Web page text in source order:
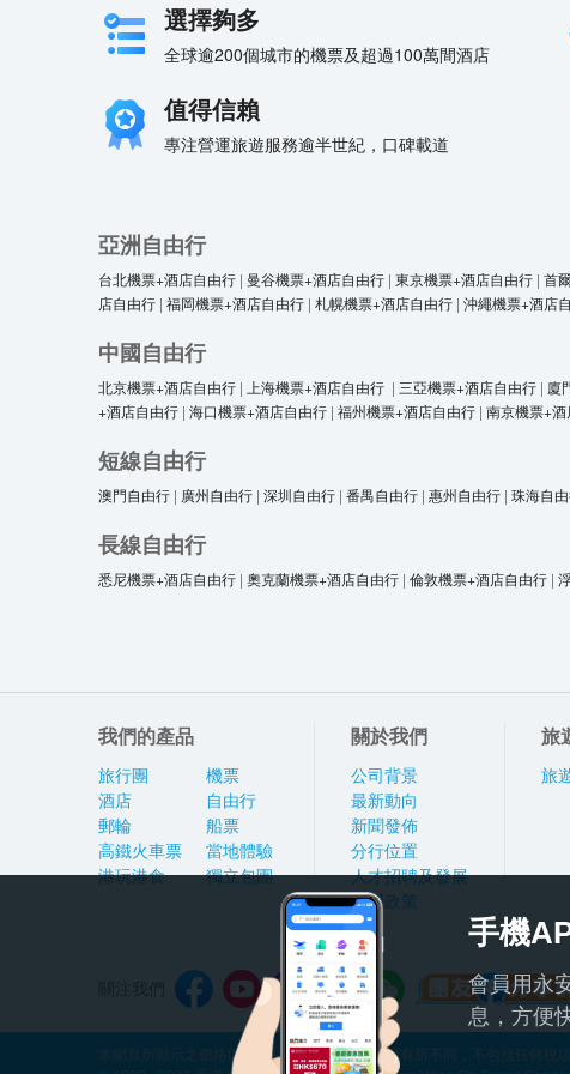
選擇夠多
全球逾200個城市的機票及超過100萬間酒店
值得信賴
專注營運旅遊服務逾半世紀，口碑載道
亞洲自由行
台北機票+酒店自由行 | 曼谷機票+酒店自由行 | 東京機票+酒店自由行 | 首
店自由行 | 福岡機票+酒店自由行 | 札幌機票+酒店自由行 | 沖繩機票+酒店
中國自由行
北京機票+酒店自由行 | 上海機票+酒店自由行 | 三亞機票+酒店自由行 | 廈
+酒店自由行 | 海口機票+酒店自由行 | 福州機票+酒店自由行 | 南京機票+
短線自由行
澳門自由行 | 廣州自由行 | 深圳自由行 | 番禺自由行 | 惠州自由行 | 珠海自
長線自由行
悉尼機票+酒店自由行 | 奧克蘭機票+酒店自由行 | 倫敦機票+酒店自由行 |
我們的產品
旅行團
酒店
郵輪
高鐵火車票
港玩港食
機票
自由行
船票
當地體驗
獨立包團
關於我們
公司背景
最新動向
新聞發佈
分行位置
人才招聘及發展
私隱政策
旅
旅
本網頁所顯示之價格因應產品種類及出發日期而有所不同，不包括任何
手機
會員用永
息，方便